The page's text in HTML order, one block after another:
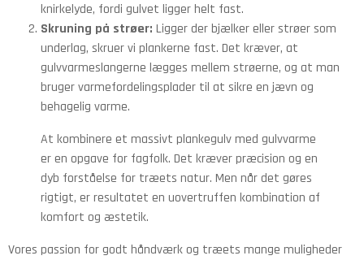
knirkelyde, fordi gulvet ligger helt fast.
Skruning på strøer: Ligger der bjælker eller strøer som
underlag, skruer vi plankerne fast. Det kræver, at
gulvvarmeslangerne lægges mellem strøerne, og at man
bruger varmefordelingsplader til at sikre en jævn og
behagelig varme.
At kombinere et massivt plankegulv med gulvvarme
er en opgave for fagfolk. Det kræver præcision og en
dyb forståelse for træets natur. Men når det gøres
rigtigt, er resultatet en uovertruffen kombination af
komfort og æstetik.
Vores passion for godt håndværk og træets mange muligheder